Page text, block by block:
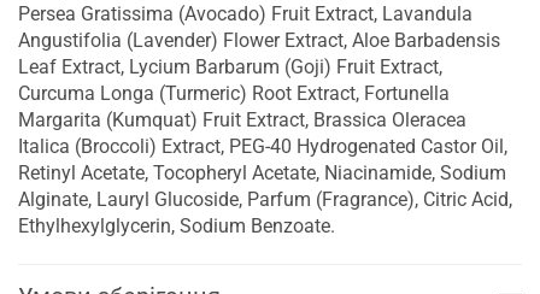
Persea Gratissima (Avocado) Fruit Extract, Lavandula
Angustifolia (Lavender) Flower Extract, Aloe Barbadensis
Leaf Extract, Lycium Barbarum (Goji) Fruit Extract,
Curcuma Longa (Turmeric) Root Extract, Fortunella
Margarita (Kumquat) Fruit Extract, Brassica Oleracea
Italica (Broccoli) Extract, PEG-40 Hydrogenated Castor Oil,
Retinyl Acetate, Tocopheryl Acetate, Niacinamide, Sodium
Alginate, Lauryl Glucoside, Parfum (Fragrance), Citric Acid,
Ethylhexylglycerin, Sodium Benzoate.